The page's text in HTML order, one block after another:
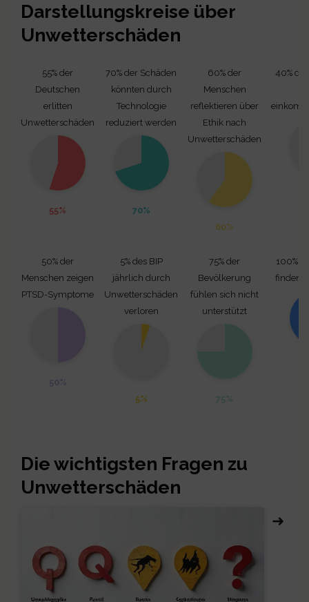
Darstellungskreise über
Unwetterschäden
55% der
Deutschen
erlitten
Unwetterschäden
55%
70% der Schäden
könnten durch
Technologie
reduziert werden
70%
60% der
Menschen
reflektieren über
Ethik nach
Unwetterschäden
60%
40%
50% der
Menschen zeigen
PTSD-Symptome
5% des BIP
jährlich durch
Unwetterschäden
verloren
5%
75% der
Bevölkerung
fühlen sich nicht
unterstützt
75%
100%
finden
Die wichtigsten Fragen zu
Unwetterschäden
➜